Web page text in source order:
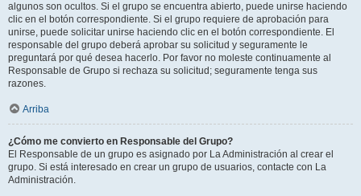
algunos son ocultos. Si el grupo se encuentra abierto, puede unirse haciendo
clic en el botón correspondiente. Si el grupo requiere de aprobación para
unirse, puede solicitar unirse haciendo clic en el botón correspondiente. El
responsable del grupo deberá aprobar su solicitud y seguramente le
preguntará por qué desea hacerlo. Por favor no moleste continuamente al
Responsable de Grupo si rechaza su solicitud; seguramente tenga sus
razones.
Arriba
¿Cómo me convierto en Responsable del Grupo?
El Responsable de un grupo es asignado por La Administración al crear el
grupo. Si está interesado en crear un grupo de usuarios, contacte con La
Administración.